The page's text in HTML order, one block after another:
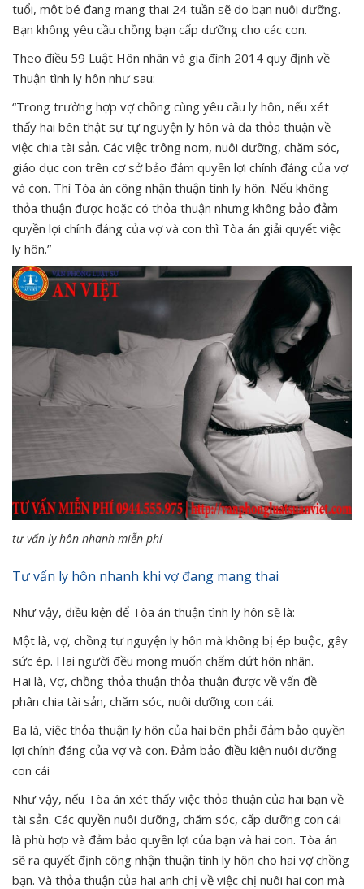
tuổi, một bé đang mang thai 24 tuần sẽ do bạn nuôi dưỡng.
Bạn không yêu cầu chồng bạn cấp dưỡng cho các con.
Theo điều 59 Luật Hôn nhân và gia đình 2014 quy định về
Thuận tình ly hôn như sau:
“Trong trường hợp vợ chồng cùng yêu cầu ly hôn, nếu xét
thấy hai bên thật sự tự nguyện ly hôn và đã thỏa thuận về
việc chia tài sản. Các việc trông nom, nuôi dưỡng, chăm sóc,
giáo dục con trên cơ sở bảo đảm quyền lợi chính đáng của vợ
và con. Thì Tòa án công nhận thuận tình ly hôn. Nếu không
thỏa thuận được hoặc có thỏa thuận nhưng không bảo đảm
quyền lợi chính đáng của vợ và con thì Tòa án giải quyết việc
ly hôn.”
tư vấn ly hôn nhanh miễn phí
Tư vấn ly hôn nhanh khi vợ đang mang thai
Như vậy, điều kiện để Tòa án thuận tình ly hôn sẽ là:
Một là, vợ, chồng tự nguyện ly hôn mà không bị ép buộc, gây
sức ép. Hai người đều mong muốn chấm dứt hôn nhân.
Hai là, Vợ, chồng thỏa thuận thỏa thuận được về vấn đề
phân chia tài sản, chăm sóc, nuôi dưỡng con cái.
Ba là, việc thỏa thuận ly hôn của hai bên phải đảm bảo quyền
lợi chính đáng của vợ và con. Đảm bảo điều kiện nuôi dưỡng
con cái
Như vậy, nếu Tòa án xét thấy việc thỏa thuận của hai bạn về
tài sản. Các quyền nuôi dưỡng, chăm sóc, cấp dưỡng con cái
là phù hợp và đảm bảo quyền lợi của bạn và hai con. Tòa án
sẽ ra quyết định công nhận thuận tình ly hôn cho hai vợ chồng
bạn. Và thỏa thuận của hai anh chị về việc chị nuôi hai con mà